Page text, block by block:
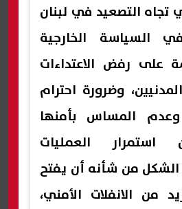
التصعيد في لبنان
السياسة الخارجية
على رفض الاعتداءات
وضرورة احترام
المساس بأمنها
استمرار العمليات
الشكل من شأنه أن يفتح
من الانفلات الأمني،